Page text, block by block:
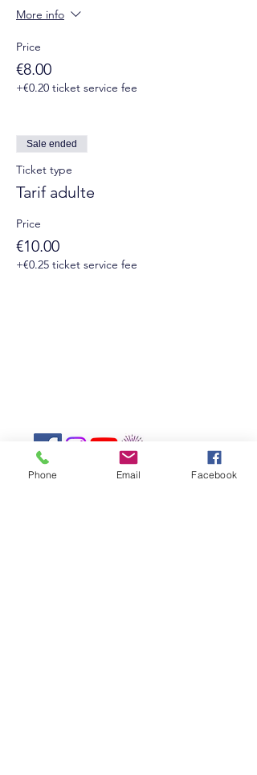
comédienne, flûtiau
Antoine Charneau
comédien
More info
Price
€8.00
+€0.20 ticket service fee
Sale ended
Ticket type
Tarif adulte
Price
€10.00
+€0.25 ticket service fee
Phone Email Facebook